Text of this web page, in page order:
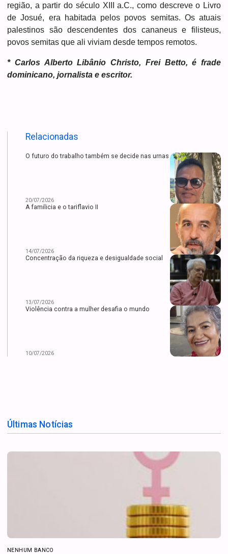
região, a partir do século XIII a.C., como descreve o Livro
de Josué, era habitada pelos povos semitas. Os atuais
palestinos são descendentes dos cananeus e filisteus,
povos semitas que ali viviam desde tempos remotos.
* Carlos Alberto Libânio Christo, Frei Betto, é frade
dominicano, jornalista e escritor.
Relacionadas
O futuro do trabalho também se decide nas urnas
20/07/2026
A familicia e o tariflavio II
14/07/2026
Concentração da riqueza e desigualdade social
13/07/2026
Violência contra a mulher desafia o mundo
10/07/2026
Últimas Notícias
NENHUM BANCO